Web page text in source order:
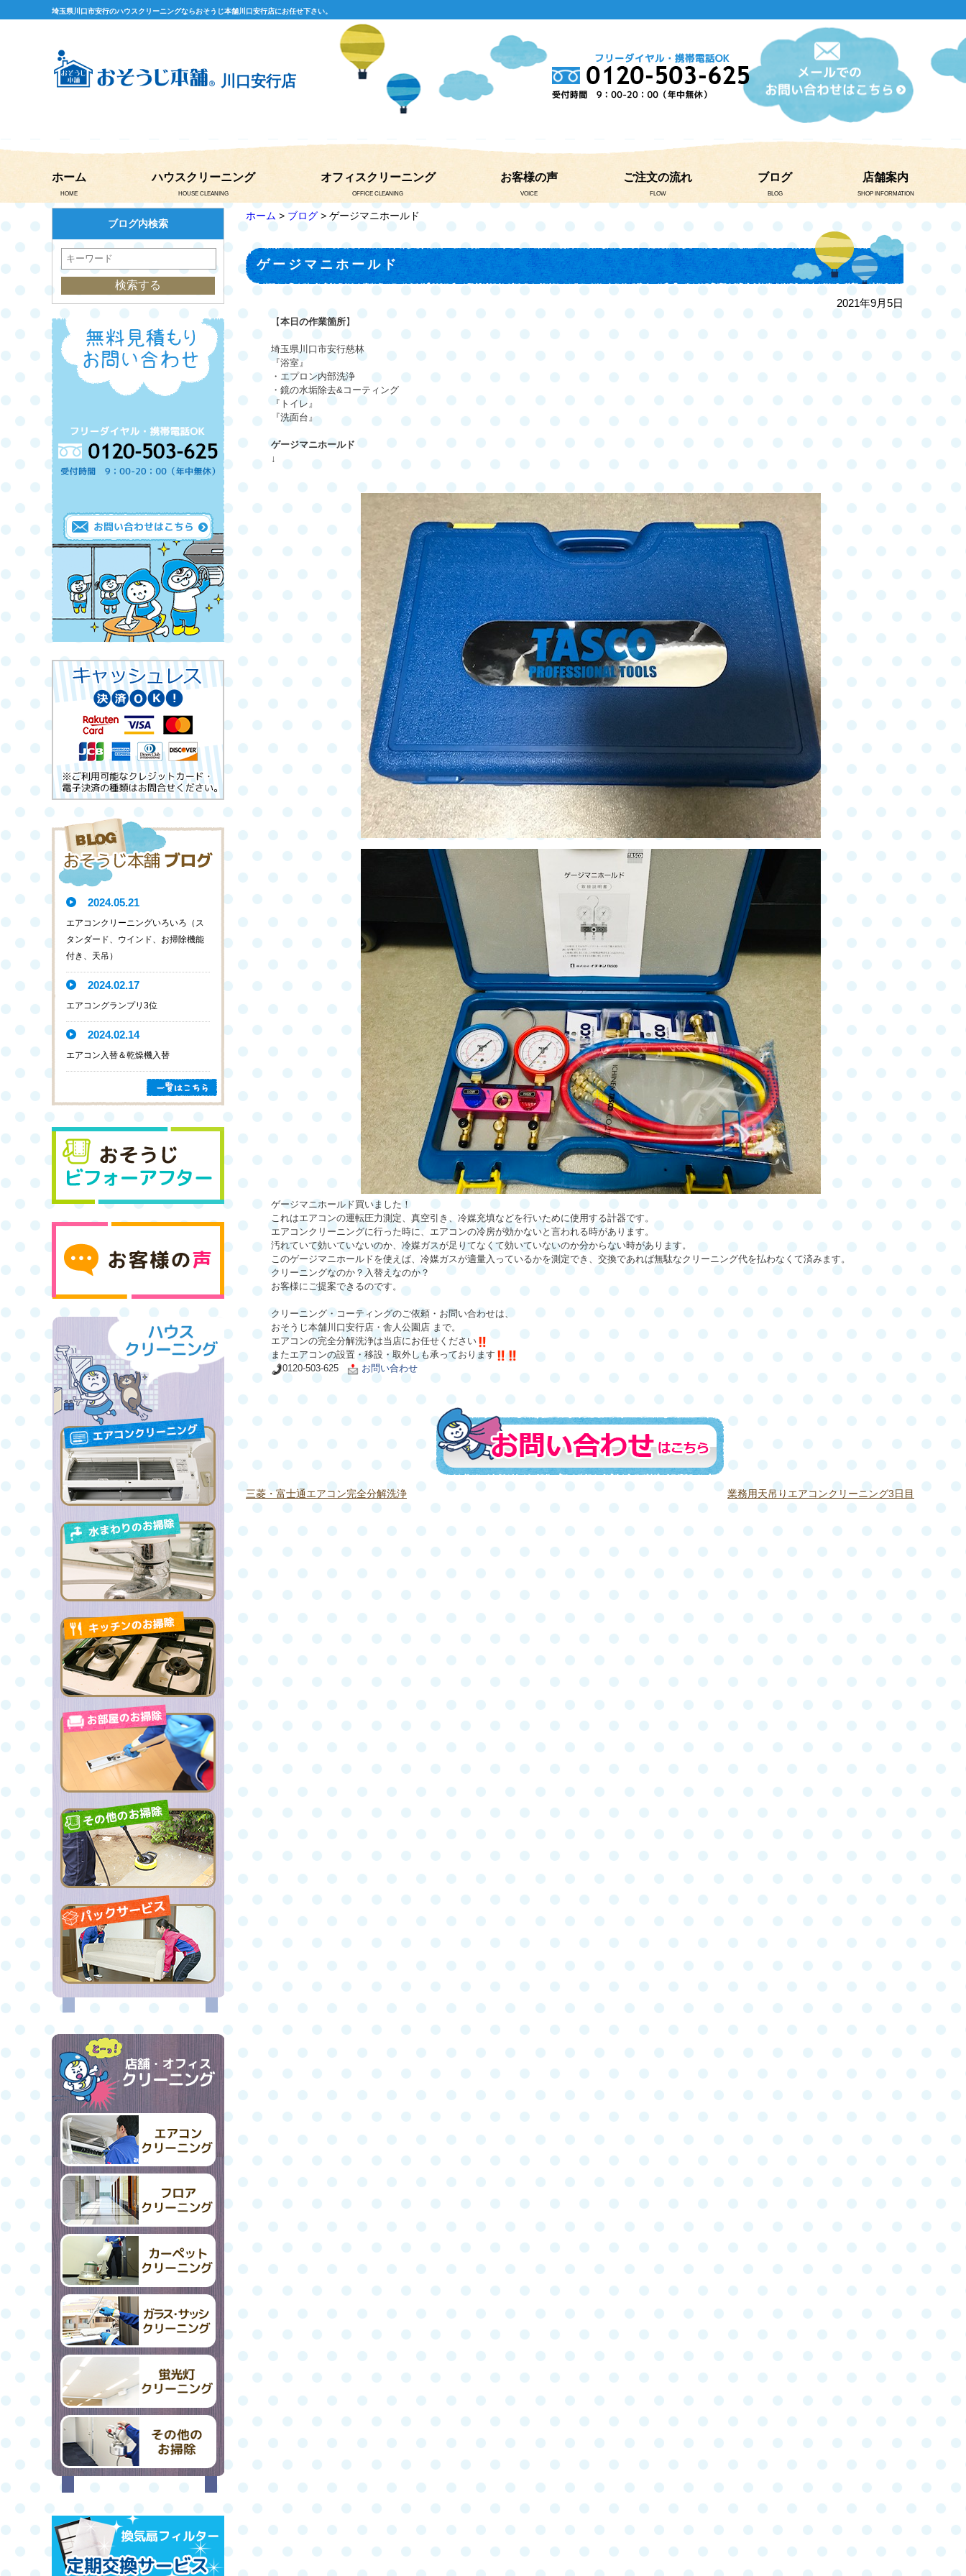
埼玉県川口市安行のハウスクリーニングならおそうじ本舗川口安行店にお任せ下さい。
川口安行店
ホーム
HOME
ハウスクリーニング
HOUSE CLEANING
オフィスクリーニング
OFFICE CLEANING
お客様の声
VOICE
ご注文の流れ
FLOW
ブログ
BLOG
店舗案内
SHOP INFORMATION
ホーム > ブログ > ゲージマニホールド
ゲージマニホールド
2021年9月5日
【本日の作業箇所】
埼玉県川口市安行慈林
『浴室』
・エプロン内部洗浄
・鏡の水垢除去&コーティング
『トイレ』
『洗面台』
ゲージマニホールド
↓
ゲージマニホールド買いました！
これはエアコンの運転圧力測定、真空引き、冷媒充填などを行いために使用する計器です。
エアコンクリーニングに行った時に、エアコンの冷房が効かないと言われる時があります。
汚れていて効いていないのか、冷媒ガスが足りてなくて効いていないのか分からない時があります。
このゲージマニホールドを使えば、冷媒ガスが適量入っているかを測定でき、交換であれば無駄なクリーニング代を払わなくて済みます。
クリーニングなのか？入替えなのか？
お客様にご提案できるのです。
クリーニング・コーティングのご依頼・お問い合わせは、
おそうじ本舗川口安行店・舎人公園店 まで。
エアコンの完全分解洗浄は当店にお任せください
またエアコンの設置・移設・ 取外しも承っております
0120-503-625
お問い合わせ
三菱・富士通エアコン完全分解洗浄 業務用天吊りエアコンクリーニング3日目
ブログ内検索
2024.05.21
エアコンクリーニングいろいろ（ス
タンダード、ウインド、お掃除機能
付き、天吊）
2024.02.17
エアコングランプリ3位
2024.02.14
エアコン入替＆乾燥機入替